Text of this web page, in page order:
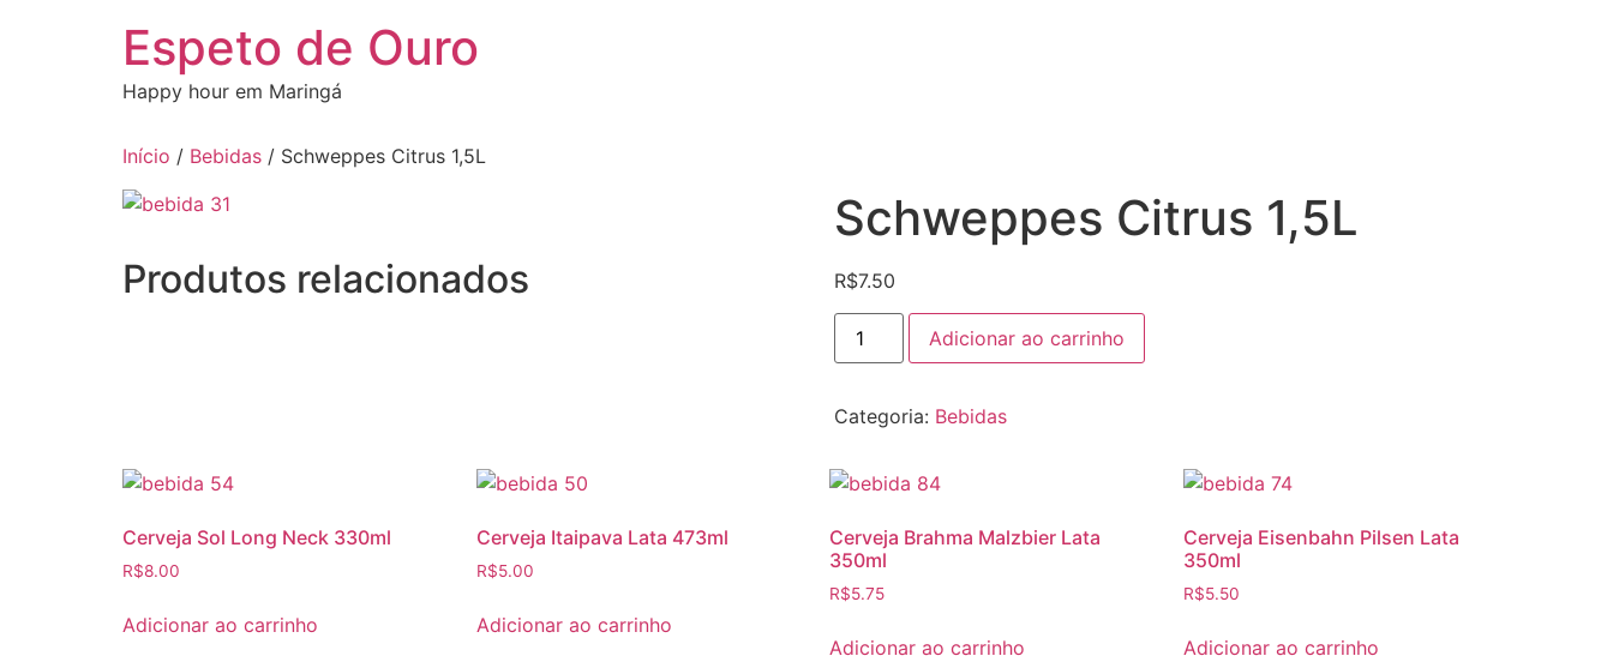
Espeto de Ouro
Happy hour em Maringá
Início / Bebidas / Schweppes Citrus 1,5L
Schweppes Citrus 1,5L
R$7.50
Schweppes
Citrus
1,5L
Adicionar ao carrinho
Categoria: Bebidas
Produtos relacionados
Cerveja Sol Long Neck 330ml
R$8.00
Adicionar ao carrinho
Cerveja Itaipava Lata 473ml
R$5.00
Adicionar ao carrinho
Cerveja Brahma Malzbier Lata
350ml
R$5.75
Adicionar ao carrinho
Cerveja Eisenbahn Pilsen Lata
350ml
R$5.50
Adicionar ao carrinho